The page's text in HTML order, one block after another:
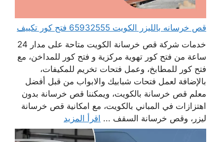
قص خرسانه بالليزر الكويت 65932555 فتح كور تكييف
خدمات شركة قص خرسانة الكويت متاحة على مدار 24
ساعة من فتح كور تهوية مركزية و فتح كور للمداخن، مع
فتح كور للمطابخ، وعمل فتحات تخريم للمكيفات،
بالإضافة لعمل فتحات شبابيك والابواب من قبل أفضل
معلم قص خرسانة بالكويت، ويمكننا قص خرسانة بدون
اهتزازات في المباني بالكويت، مع امكانية قص خرسانة
ليزر، وقص خرسانة السقف ... اقرأ المزيد